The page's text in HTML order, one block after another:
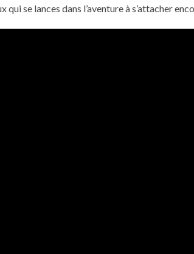
se lances dans l’aventure à s’attacher